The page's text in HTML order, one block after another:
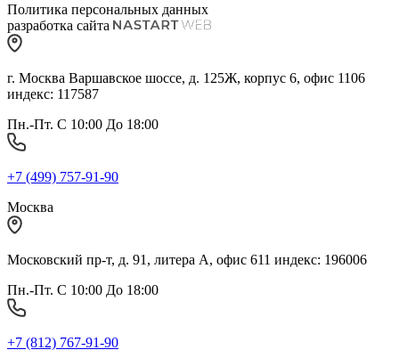
Политика персональных данных
разработка сайта
г. Москва Варшавское шоссе, д. 125Ж, корпус 6, офис 1106
индекс: 117587
Пн.-Пт. С 10:00 До 18:00
+7 (499) 757-91-90
Москва
Московский пр-т, д. 91, литера А, офис 611 индекс: 196006
Пн.-Пт. С 10:00 До 18:00
+7 (812) 767-91-90